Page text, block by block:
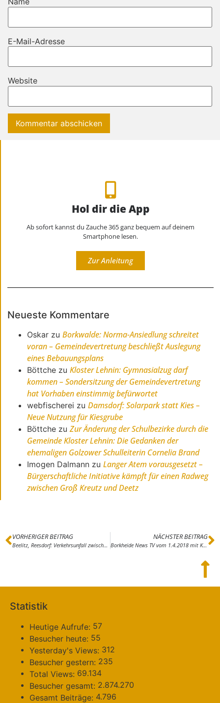
E-Mail-Adresse
Website
Hol dir die App
Ab sofort kannst du Zauche 365 ganz bequem auf deinem
Smartphone lesen.
Zur Anleitung
Neueste Kommentare
Oskar zu Borkwalde: Norma-Ansiedlung schreitet
voran – Gemeindevertretung beschließt Auslegung
eines Bebauungsplans
Böttche zu Kloster Lehnin: Gymnasialzug darf
kommen – Sondersitzung der Gemeindevertretung
hat Vorhaben einstimmig befürwortet
webfischerei zu Damsdorf: Solarpark statt Kies –
Neue Nutzung für Kiesgrube
Böttche zuZur Änderung der Schulbezirke durch die
Gemeinde Kloster Lehnin: Die Gedanken der
ehemaligen Golzower Schulleiterin Cornelia Brand
Imogen Dalmann zu Langer Atem vorausgesetzt –
Bürgerschaftliche Initiative kämpft für einen Radweg
zwischen Groß Kreutz und Deetz
VORHERIGER BEITRAG
Beelitz, Reesdorf: Verkehrsunfall zwischen Traktor und PKW
NÄCHSTER BEITRAG
Borkheide News TV vom 1.4.2018 mit Koi im Waldbad
Statistik
Heutige Aufrufe: 57
Besucher heute: 55
Yesterday's Views: 312
Besucher gestern: 235
Total Views: 69.134
Besucher gesamt: 2.874.270
Gesamt Beiträge: 4.796